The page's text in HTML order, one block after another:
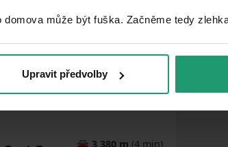
může být fuška. Začněme tedy
Upravit předvolby
🚘 3 380 m (4 min)